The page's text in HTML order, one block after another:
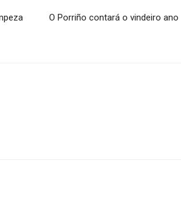
O Porriño contará o vindeiro